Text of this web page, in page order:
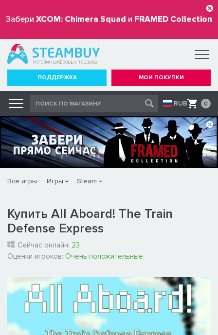
Забери XCOM: Chimera Squad и FRAMED Collection
бесплатно
ПОДДЕРЖКА МОИ ПОКУПКИ
RUB 0
Все игры Игры Steam
Купить All Aboard! The Train
Defense Express
Сейчас онлайн: 23
Оценки игроков: Очень положительные